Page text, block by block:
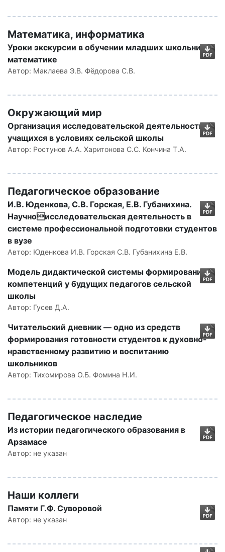
Математика, информатика
Уроки экскурсии в обучении младших школьников
математике
Автор: Маклаева Э.В. Фёдорова С.В.
Окружающий мир
Организация исследовательской деятельности
учащихся в условиях сельской школы
Автор: Ростунов А.А. Харитонова С.С. Кончина Т.А.
Педагогическое образование
И.В. Юденкова, С.В. Горская, Е.В. Губанихина.
Научноисследовательская деятельность в
системе профессиональной подготовки студентов
в вузе
Автор: Юденкова И.В. Горская С.В. Губанихина Е.В.
Модель дидактической системы формирования
компетенций у будущих педагогов сельской
школы
Автор: Гусев Д.А.
Читательский дневник — одно из средств
формирования готовности студентов к духовно-
нравственному развитию и воспитанию
школьников
Автор: Тихомирова О.Б. Фомина Н.И.
Педагогическое наследие
Из истории педагогического образования в
Арзамасе
Автор: не указан
Наши коллеги
Памяти Г.Ф. Суворовой
Автор: не указан